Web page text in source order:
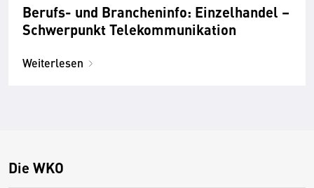
Berufs- und Brancheninfo: Einzelhandel –
Schwerpunkt Telekommunikation
Weiterlesen
Die WKO